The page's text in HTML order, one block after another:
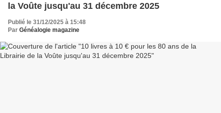
la Voûte jusqu'au 31 décembre 2025
Publié le 31/12/2025 à 15:48
Par Généalogie magazine